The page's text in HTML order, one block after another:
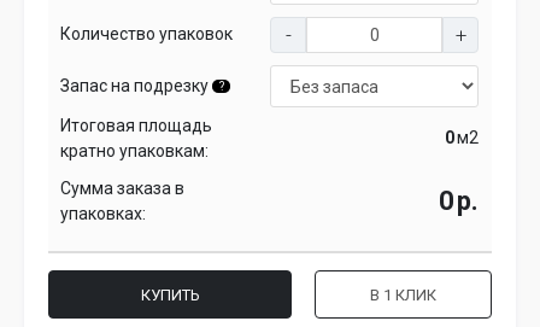
Количество упаковок
Запас на подрезку ?
Итоговая площадь
кратно упаковкам:
м2
Сумма заказа в
упаковках:
р.
КУПИТЬ В 1 КЛИК